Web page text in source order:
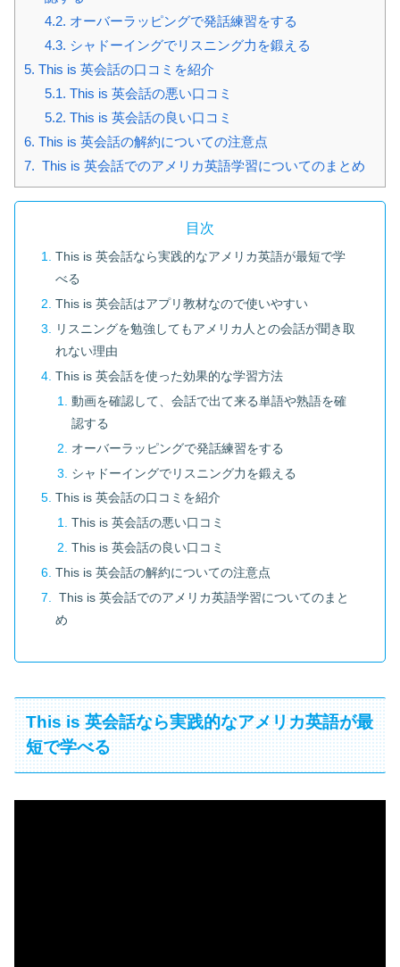
4.2. オーバーラッピングで発話練習をする
4.3. シャドーイングでリスニング力を鍛える
5. This is 英会話の口コミを紹介
5.1. This is 英会話の悪い口コミ
5.2. This is 英会話の良い口コミ
6. This is 英会話の解約についての注意点
7. This is 英会話でのアメリカ英語学習についてのまとめ
目次
This is 英会話なら実践的なアメリカ英語が最短で学
べる
This is 英会話はアプリ教材なので使いやすい
リスニングを勉強してもアメリカ人との会話が聞き取
れない理由
This is 英会話を使った効果的な学習方法
動画を確認して、会話で出て来る単語や熟語を確
認する
オーバーラッピングで発話練習をする
シャドーイングでリスニング力を鍛える
This is 英会話の口コミを紹介
This is 英会話の悪い口コミ
This is 英会話の良い口コミ
This is 英会話の解約についての注意点
This is 英会話でのアメリカ英語学習についてのまと
め
This is 英会話なら実践的なアメリカ英語が最
短で学べる